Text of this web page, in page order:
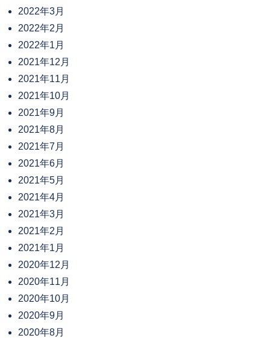
2022年3月
2022年2月
2022年1月
2021年12月
2021年11月
2021年10月
2021年9月
2021年8月
2021年7月
2021年6月
2021年5月
2021年4月
2021年3月
2021年2月
2021年1月
2020年12月
2020年11月
2020年10月
2020年9月
2020年8月